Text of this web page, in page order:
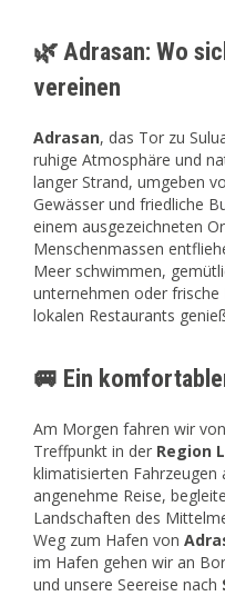
🌿 Adrasan: Wo
vereinen
Adrasan, das Tor zu
ruhige Atmosphäre und
langer Strand, umgeben
Gewässer und friedliche
einem ausgezeichneten
Menschenmassen
Meer schwimmen,
unternehmen oder
lokalen Restaurants
🚐 Ein
Am Morgen fahren wir
Treffpunkt in der Region
klimatisierten Fahrzeugen
angenehme Reise,
Landschaften des
Weg zum Hafen von
im Hafen gehen wir an
und unsere Seereise nach